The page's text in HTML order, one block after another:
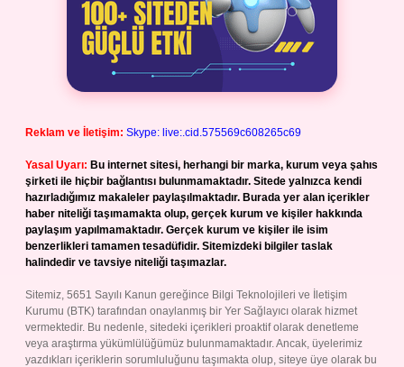
Reklam ve İletişim: Skype: live:.cid.575569c608265c69
Yasal Uyarı: Bu internet sitesi, herhangi bir marka, kurum veya şahıs
şirketi ile hiçbir bağlantısı bulunmamaktadır. Sitede yalnızca kendi
hazırladığımız makaleler paylaşılmaktadır. Burada yer alan içerikler
haber niteliği taşımamakta olup, gerçek kurum ve kişiler hakkında
paylaşım yapılmamaktadır. Gerçek kurum ve kişiler ile isim
benzerlikleri tamamen tesadüfidir. Sitemizdeki bilgiler taslak
halindedir ve tavsiye niteliği taşımazlar.
Sitemiz, 5651 Sayılı Kanun gereğince Bilgi Teknolojileri ve İletişim
Kurumu (BTK) tarafından onaylanmış bir Yer Sağlayıcı olarak hizmet
vermektedir. Bu nedenle, sitedeki içerikleri proaktif olarak denetleme
veya araştırma yükümlülüğümüz bulunmamaktadır. Ancak, üyelerimiz
yazdıkları içeriklerin sorumluluğunu taşımakta olup, siteye üye olarak bu